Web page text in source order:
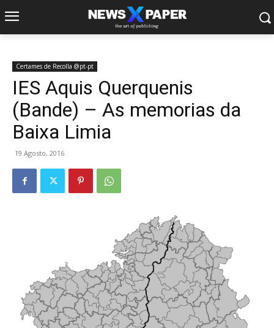
Certames de Recolla @pt-pt
IES Aquis Querquenis
(Bande) – As memorias da
Baixa Limia
19 Agosto, 2016